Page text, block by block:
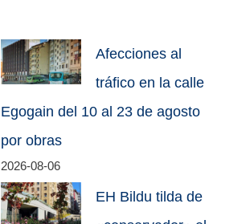
Afecciones al
tráfico en la calle
Egogain del 10 al 23 de agosto
por obras
2026-08-06
EH Bildu tilda de